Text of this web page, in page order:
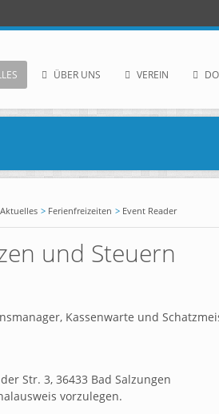
ÜBER UNS VEREIN
Aktuelles Ferienfreizeiten Event Reader
und Steuern
Kassenwarte und
Str. 3, 36433 Bad Salzungen
vorzulegen.